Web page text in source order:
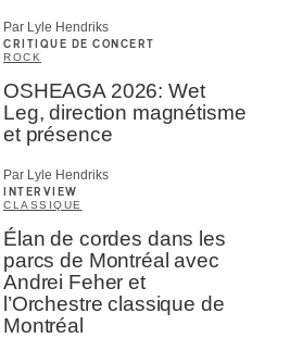
Par Lyle Hendriks
CRITIQUE DE CONCERT
ROCK
OSHEAGA 2026: Wet
Leg, direction magnétisme
et présence
Par Lyle Hendriks
INTERVIEW
CLASSIQUE
Élan de cordes dans les
parcs de Montréal avec
Andrei Feher et
l’Orchestre classique de
Montréal